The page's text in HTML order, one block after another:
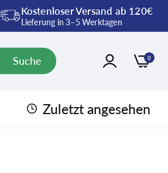
Kostenloser Versand ab 120€
Lieferung in 3–5 Werktagen
Suche 0
Zuletzt angesehen